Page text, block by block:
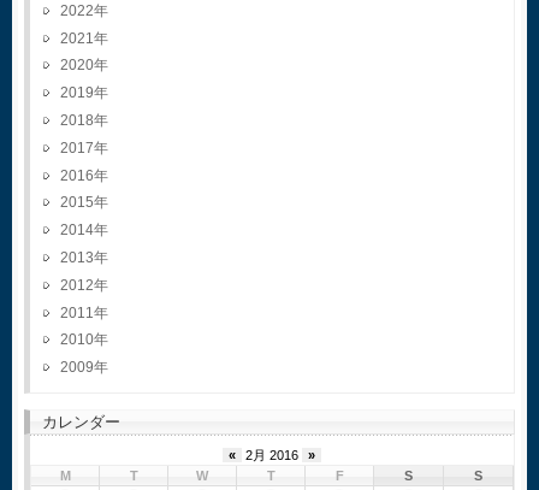
2022
2021
2020
2019
2018
2017
2016
2015
2014
2013
2012
2011
2010
2009
カレンダー
« 2月 2016
»
M
T W T F S
S